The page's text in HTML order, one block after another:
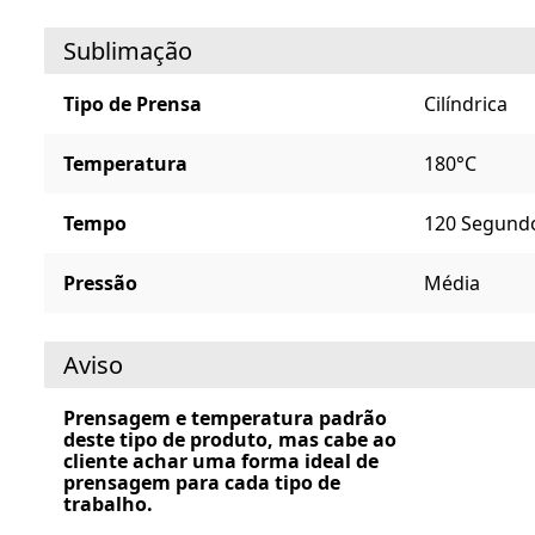
Sublimação
Tipo de Prensa Cilíndrica
Temperatura 180°C
Tempo 120
Pressão Média
Aviso
Prensagem e temperatura padrão
deste tipo de produto, mas cabe ao
cliente achar uma forma ideal de
prensagem para cada tipo de
trabalho.